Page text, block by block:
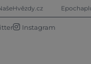
Instagram